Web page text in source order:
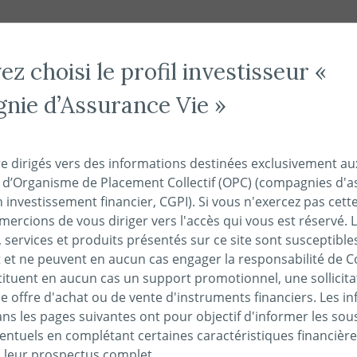
soumis aux présentes « conditions générales » ainsi
finance.frimpliquent l’acceptation intégrale et
conditions générales.
choisi le profil investisseur «
d’Assurance Vie »
dirigés vers des informations destinées exclusivement
de Placement Collectif (OPC) (compagnies
investissement financier, CGPI). Si vous n'exercez pas
de vous diriger vers l'accès qui vous est réservé.
et produits présentés sur ce site sont
ne peuvent en aucun cas engager la responsabilité de
en aucun cas un support promotionnel, une
offre d'achat ou de vente d'instruments financiers. Les
les pages suivantes ont pour objectif d'informer les
en complétant certaines caractéristiques